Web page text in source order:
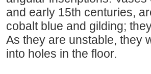
and early 15th centuries,
cobalt blue and gilding;
As they are unstable, they
into holes in the floor.